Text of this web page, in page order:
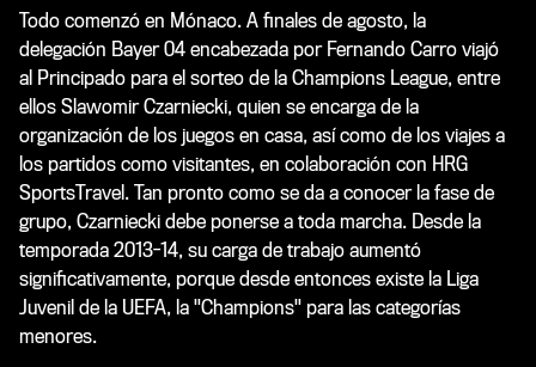
Todo comenzó en Mónaco. A finales de agosto, la
delegación Bayer 04 encabezada por Fernando Carro viajó
al Principado para el sorteo de la Champions League, entre
ellos Slawomir Czarniecki, quien se encarga de la
organización de los juegos en casa, así como de los viajes a
los partidos como visitantes, en colaboración con HRG
SportsTravel. Tan pronto como se da a conocer la fase de
grupo, Czarniecki debe ponerse a toda marcha. Desde la
temporada 2013-14, su carga de trabajo aumentó
significativamente, porque desde entonces existe la Liga
Juvenil de la UEFA, la "Champions" para las categorías
menores.